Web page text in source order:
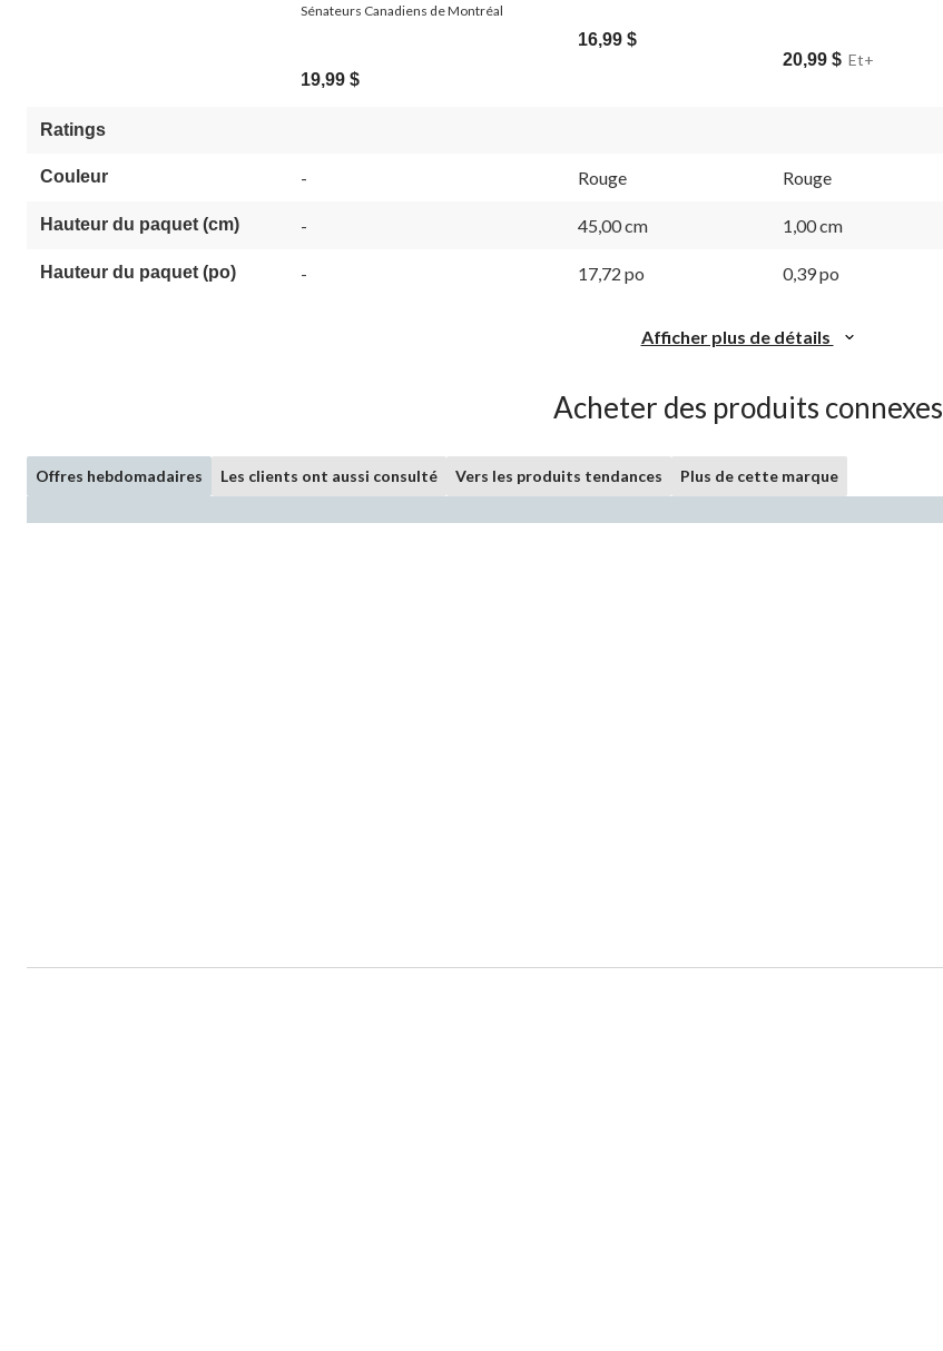
Sénateurs Canadiens de Montréal
19,99 $
16,99 $
20,99 $ Et+
Ratings
Couleur - Rouge Rouge
Hauteur du paquet (cm) - 45,00 cm 1,00 cm
Hauteur du paquet (po) - 17,72 po 0,39 po
Afficher plus de détails
Acheter des produits connexes
Offres hebdomadaires Les clients ont aussi consulté Vers les produits tendances Plus de cette marque